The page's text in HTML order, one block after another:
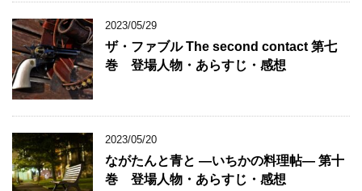
2023/05/29
ザ・ファブル The second contact 第七
巻 登場人物・あらすじ・感想
2023/05/20
ながたんと青と ―いちかの料理帖― 第十
巻 登場人物・あらすじ・感想